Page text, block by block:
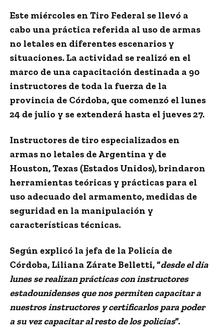
Este miércoles en Tiro Federal se llevó a
cabo una práctica referida al uso de armas
no letales en diferentes escenarios y
situaciones. La actividad se realizó en el
marco de una capacitación destinada a 90
instructores de toda la fuerza de la
provincia de Córdoba, que comenzó el lunes
24 de julio y se extenderá hasta el jueves 27.
Instructores de tiro especializados en
armas no letales de Argentina y de
Houston, Texas (Estados Unidos), brindaron
herramientas teóricas y prácticas para el
uso adecuado del armamento, medidas de
seguridad en la manipulación y
características técnicas.
Según explicó la jefa de la Policía de
Córdoba, Liliana Zárate Belletti, “desde el día
lunes se realizan prácticas con instructores
estadounidenses que nos permiten capacitar a
nuestros instructores y certificarlos para poder
a su vez capacitar al resto de los policías”.